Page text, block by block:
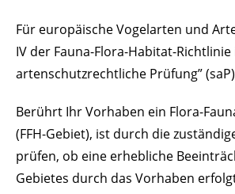
Für europäische Vogelarten und
IV der Fauna-Flora-Habitat-Richtlinie
artenschutzrechtliche Prüfung”
Berührt Ihr Vorhaben ein Flora-
(FFH-Gebiet), ist durch die
prüfen, ob eine erhebliche
Gebietes durch das Vorhaben